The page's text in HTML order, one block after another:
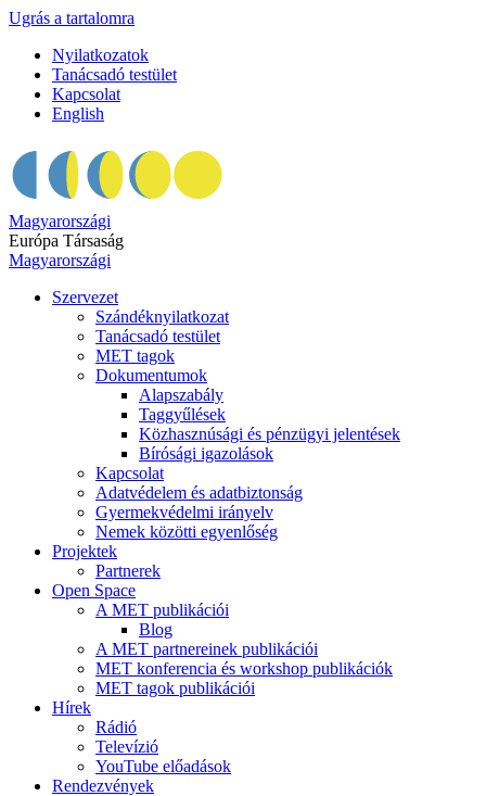
Ugrás a tartalomra
Nyilatkozatok
Tanácsadó testület
Kapcsolat
English
Magyarországi
Európa Társaság
Magyarországi
Szervezet
Szándéknyilatkozat
Tanácsadó testület
MET tagok
Dokumentumok
Alapszabály
Taggyűlések
Közhasznúsági és pénzügyi jelentések
Bírósági igazolások
Kapcsolat
Adatvédelem és adatbiztonság
Gyermekvédelmi irányelv
Nemek közötti egyenlőség
Projektek
Partnerek
Open Space
A MET publikációi
Blog
A MET partnereinek publikációi
MET konferencia és workshop publikációk
MET tagok publikációi
Hírek
Rádió
Televízió
YouTube előadások
Rendezvények